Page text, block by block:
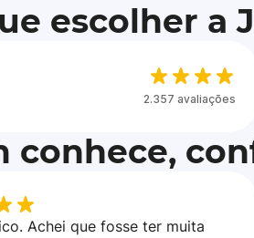
escolher a
2.357 avaliações
conhece,
Achei que fosse ter muita